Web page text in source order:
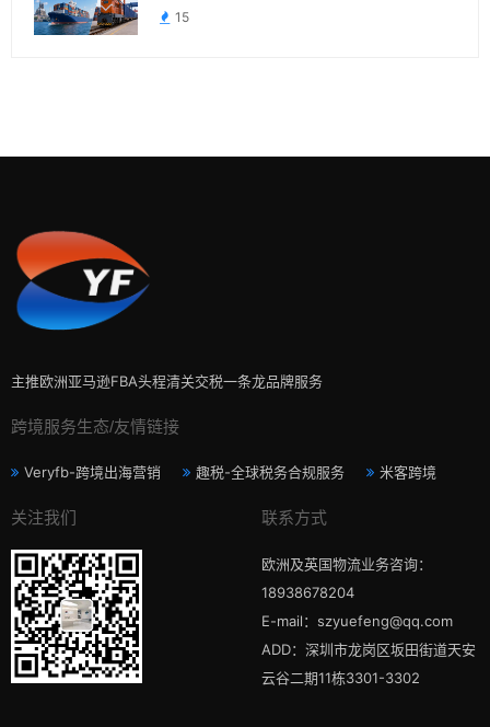
15
主推欧洲亚马逊FBA头程清关交税一条龙品牌服务
跨境服务生态/友情链接
Veryfb-跨境出海营销 趣税-全球税务合规服务 米客跨境
关注我们 联系方式
欧洲及英国物流业务咨询：
18938678204
E-mail：szyuefeng@qq.com
ADD：深圳市龙岗区坂田街道天安
云谷二期11栋3301-3302